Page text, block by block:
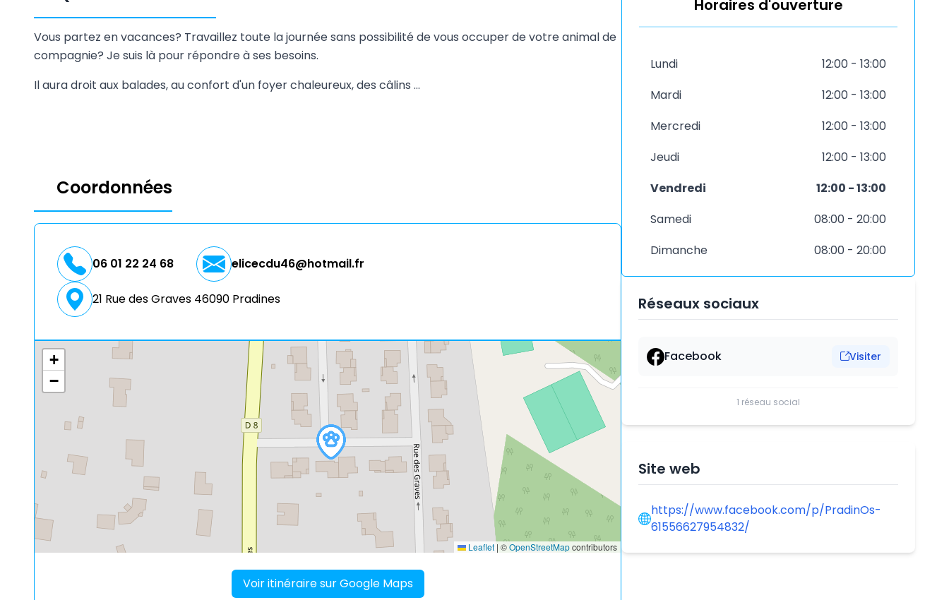
Vous partez en vacances? Travaillez toute la journée sans possibilité de vous occuper de votre animal de
compagnie? Je suis là pour répondre à ses besoins.
Il aura droit aux balades, au confort d'un foyer chaleureux, des câlins ...
Coordonnées
06 01 22 24 68 elicecdu46@hotmail.fr
21 Rue des Graves 46090 Pradines
+
−
Leaflet | ©OpenStreetMapcontributors
Voir itinéraire sur Google Maps
Horaires d'ouverture
Lundi
12:00 - 13:00
Mardi
12:00 - 13:00
Mercredi
12:00 - 13:00
Jeudi
12:00 - 13:00
Vendredi
12:00 - 13:00
Samedi
08:00 - 20:00
Dimanche
08:00 - 20:00
Réseaux sociaux
Facebook Visiter
1 réseau social
Site web
https://www.facebook.com/p/PradinOs-
61556627954832/